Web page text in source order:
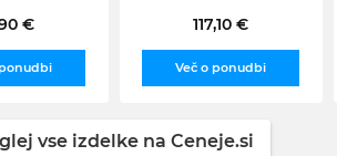
€ 117,10 €
Več o ponudbi
vse izdelke na Ceneje.si